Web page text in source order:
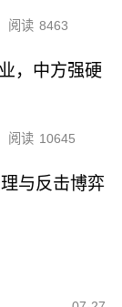
阅读 8463
，中方强硬
阅读 10645
与反击博弈